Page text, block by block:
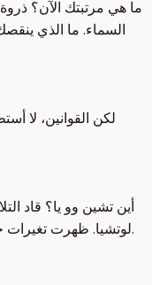
ما هي مرتبتك الآن؟
السماء. ما الذي
لكن القوانين، لا
أين تشين وو يا؟ قاد
لوتشيا. ظهرت تغيرات جديدة في الأوردة الروحية هناك، غير طبيعية.